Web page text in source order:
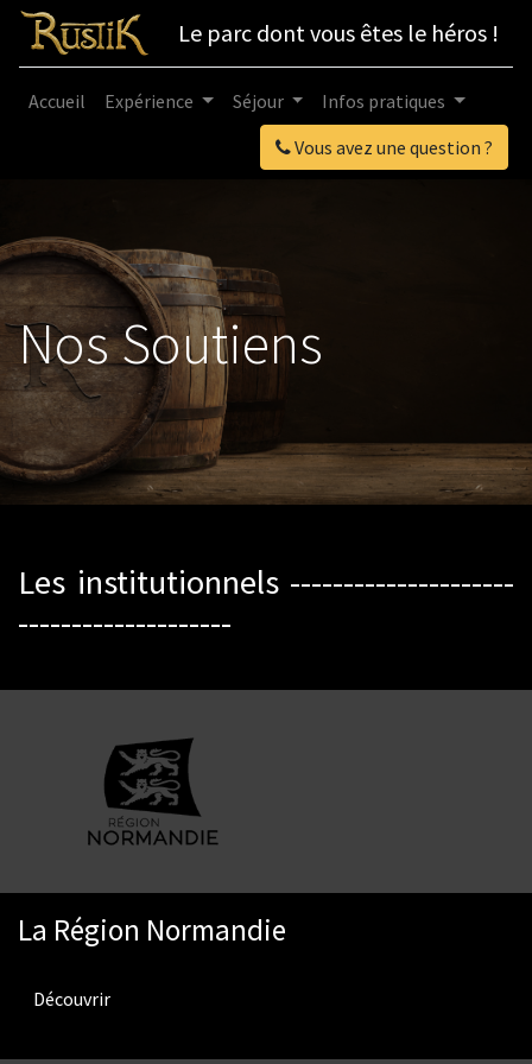
Le parc dont vous êtes le héros !
Vous avez une question ?
Accueil Expérience Séjour Infos pratiques
Nos Soutiens
Les institutionnels ---------------------
--------------------
La Région Normandie
Découvrir